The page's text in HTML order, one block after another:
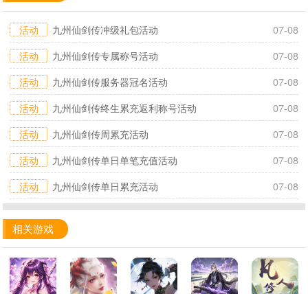
活动 九州仙剑传冲级礼包活动
07-08
活动
九州仙剑传专属称号活动
07-08
活动
九州仙剑传服务器冠名活动
07-08
活动
九州仙剑传终生累充返利称号活动
07-08
活动
九州仙剑传周累充活动
07-08
活动
九州仙剑传单日单笔充值活动
07-08
活动
九州仙剑传单日累充活动 07-08
相关游戏